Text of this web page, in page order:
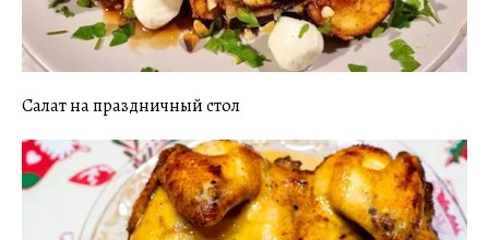
Салат на праздничный стол